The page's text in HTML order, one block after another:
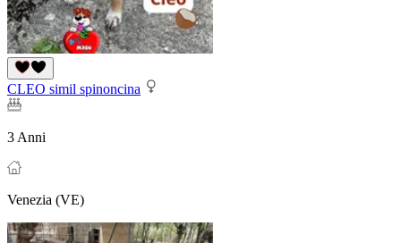
CLEO simil spinoncina
3 Anni
Venezia (VE)